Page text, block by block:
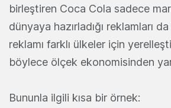
birleştiren Coca Cola sadece
dünyaya hazırladığı reklamları
reklamı farklı ülkeler için
böylece ölçek ekonomisinden
Bununla ilgili kısa bir örnek: